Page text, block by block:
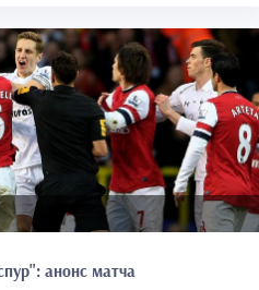
анонс матча